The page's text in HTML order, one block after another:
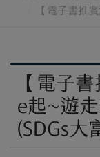
【電子書推
【電子
e起~遊
(SDGs大